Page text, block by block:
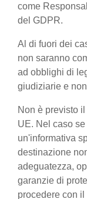
come
del GDPR.
Al di fuori dei
non saranno
ad obblighi di
giudiziarie e
Non è previsto
UE. Nel caso
un'informativa
destinazione
adeguatezza,
garanzie di
procedere con il